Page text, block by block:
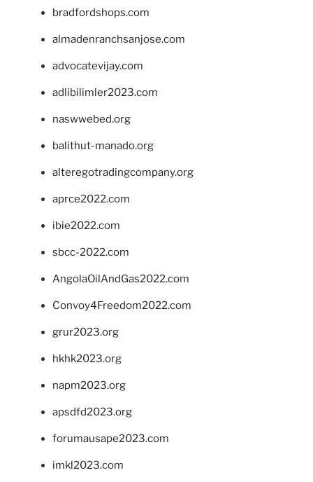
bradfordshops.com
almadenranchsanjose.com
advocatevijay.com
adlibilimler2023.com
naswwebed.org
balithut-manado.org
alteregotradingcompany.org
aprce2022.com
ibie2022.com
sbcc-2022.com
AngolaOilAndGas2022.com
Convoy4Freedom2022.com
grur2023.org
hkhk2023.org
napm2023.org
apsdfd2023.org
forumausape2023.com
imkl2023.com